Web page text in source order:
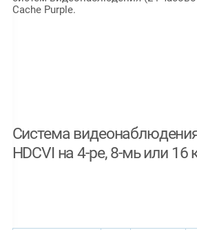
Cache Purple.
Система
HDCVI на 4-ре, 8-мь или 16